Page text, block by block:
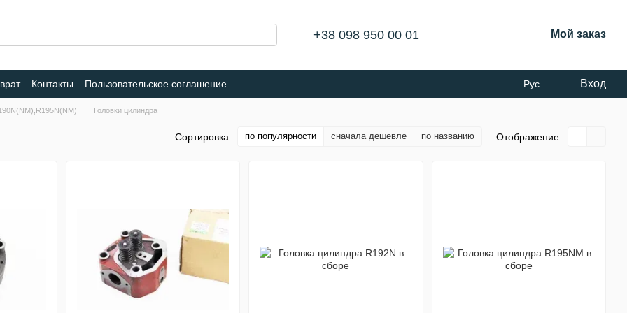
+38 098 950 00 01 Мой заказ
Контакты Пользовательское соглашение Рус Вход
Головки цилиндра
Сортировка: по популярности сначала дешевле по названию Отображение: